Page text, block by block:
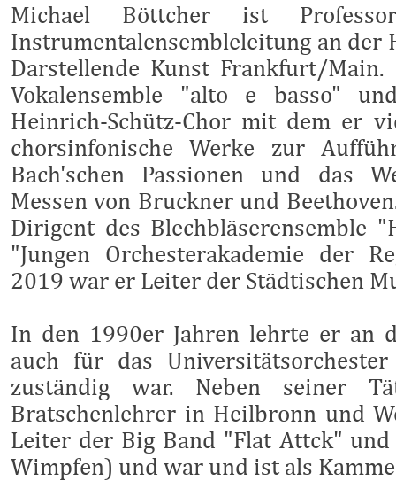
Michael Böttcher ist
Instrumentalensembleleitung an der
Darstellende Kunst Frankfurt/
Vokalensemble "alto e basso"
Heinrich-Schütz-Chor mit dem er
chorsinfonische Werke zur
Bach'schen Passionen und das
Messen von Bruckner und
Dirigent des Blechbläserensemble
"Jungen Orchesterakademie der
2019 war er Leiter der Städtischen
In den 1990er Jahren lehrte er an
auch für das
zuständig war. Neben seiner
Bratschenlehrer in Heilbronn und
Leiter der Big Band "Flat Attck" und
Wimpfen) und war und ist als